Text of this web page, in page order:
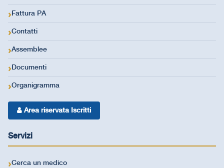
Fattura PA
Contatti
Assemblee
Documenti
Organigramma
Area riservata Iscritti
Servizi
Cerca un medico